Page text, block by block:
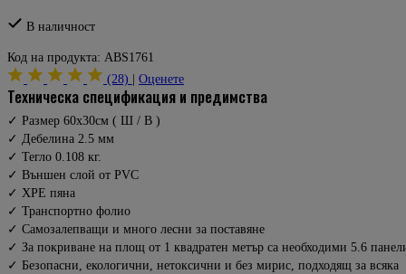
В наличност
Код на продукта: ABS1761
(28)
Оценете
техническа спецификация и предимства
✓ Размер 60x30см ( Ш / В )
✓ Дебелина 2.5 мм
✓ Тегло 0.108 кг.
✓ Външен слой от PVC
✓ XPE пяна
✓ Транспортно фолио
✓ Самозалепващи и много лесни за поставяне
✓ За покриване на площ от 1 квадратен метър са необходими 5.6
✓ Безопасни, екологични, нетоксични и без мирис, подходящ за всяка